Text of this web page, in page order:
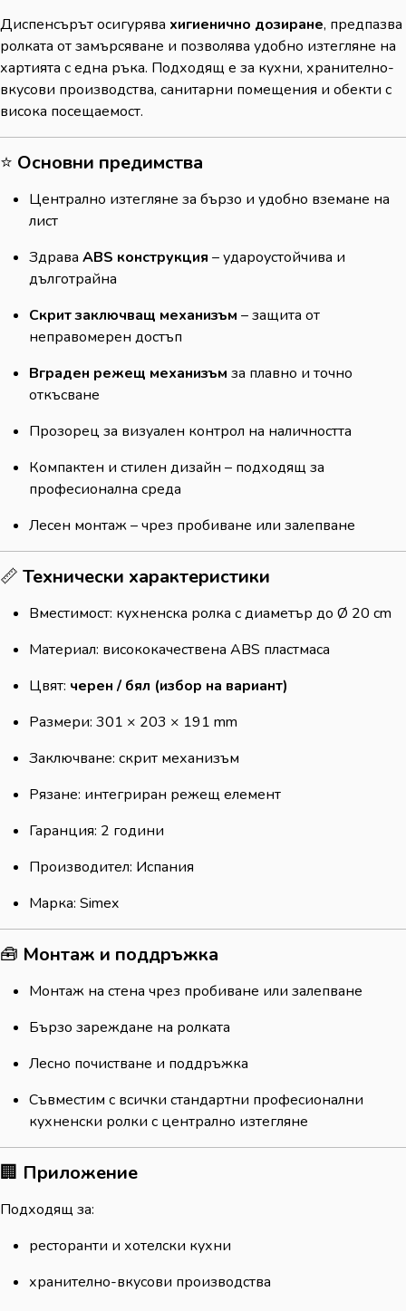
Диспенсърът осигурява хигиенично дозиране, предпазва
ролката от замърсяване и позволява удобно изтегляне на
хартията с една ръка. Подходящ е за кухни, хранително-
вкусови производства, санитарни помещения и обекти с
висока посещаемост.
⭐ Основни предимства
Централно изтегляне за бързо и удобно вземане на
лист
Здрава ABS конструкция – удароустойчива и
дълготрайна
Скрит заключващ механизъм – защита от
неправомерен достъп
Вграден режещ механизъм за плавно и точно
откъсване
Прозорец за визуален контрол на наличността
Компактен и стилен дизайн – подходящ за
професионална среда
Лесен монтаж – чрез пробиване или залепване
📏 Технически характеристики
Вместимост: кухненска ролка с диаметър до Ø 20 cm
Материал: висококачествена ABS пластмаса
Цвят: черен / бял (избор на вариант)
Размери: 301 × 203 × 191 mm
Заключване: скрит механизъм
Рязане: интегриран режещ елемент
Гаранция: 2 години
Производител: Испания
Марка: Simex
🧰 Монтаж и поддръжка
Монтаж на стена чрез пробиване или залепване
Бързо зареждане на ролката
Лесно почистване и поддръжка
Съвместим с всички стандартни професионални
кухненски ролки с централно изтегляне
🏢 Приложение
Подходящ за:
ресторанти и хотелски кухни
хранително-вкусови производства